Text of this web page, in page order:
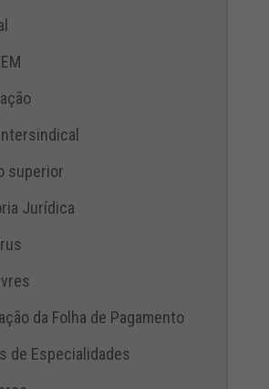
superior
Jurídica
da Folha de Pagamento
de Especialidades